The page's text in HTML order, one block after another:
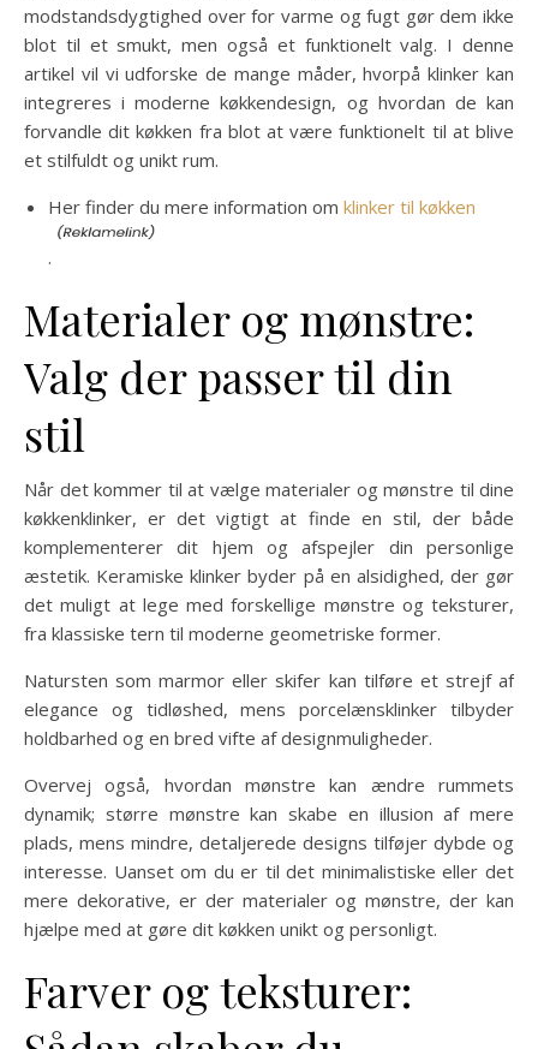
modstandsdygtighed over for varme og fugt gør dem ikke
blot til et smukt, men også et funktionelt valg. I denne
artikel vil vi udforske de mange måder, hvorpå klinker kan
integreres i moderne køkkendesign, og hvordan de kan
forvandle dit køkken fra blot at være funktionelt til at blive
et stilfuldt og unikt rum.
Her finder du mere information om klinker til køkken
.
Materialer og mønstre:
Valg der passer til din
stil
Når det kommer til at vælge materialer og mønstre til dine
køkkenklinker, er det vigtigt at finde en stil, der både
komplementerer dit hjem og afspejler din personlige
æstetik. Keramiske klinker byder på en alsidighed, der gør
det muligt at lege med forskellige mønstre og teksturer,
fra klassiske tern til moderne geometriske former.
Natursten som marmor eller skifer kan tilføre et strejf af
elegance og tidløshed, mens porcelænsklinker tilbyder
holdbarhed og en bred vifte af designmuligheder.
Overvej også, hvordan mønstre kan ændre rummets
dynamik; større mønstre kan skabe en illusion af mere
plads, mens mindre, detaljerede designs tilføjer dybde og
interesse. Uanset om du er til det minimalistiske eller det
mere dekorative, er der materialer og mønstre, der kan
hjælpe med at gøre dit køkken unikt og personligt.
Farver og teksturer: